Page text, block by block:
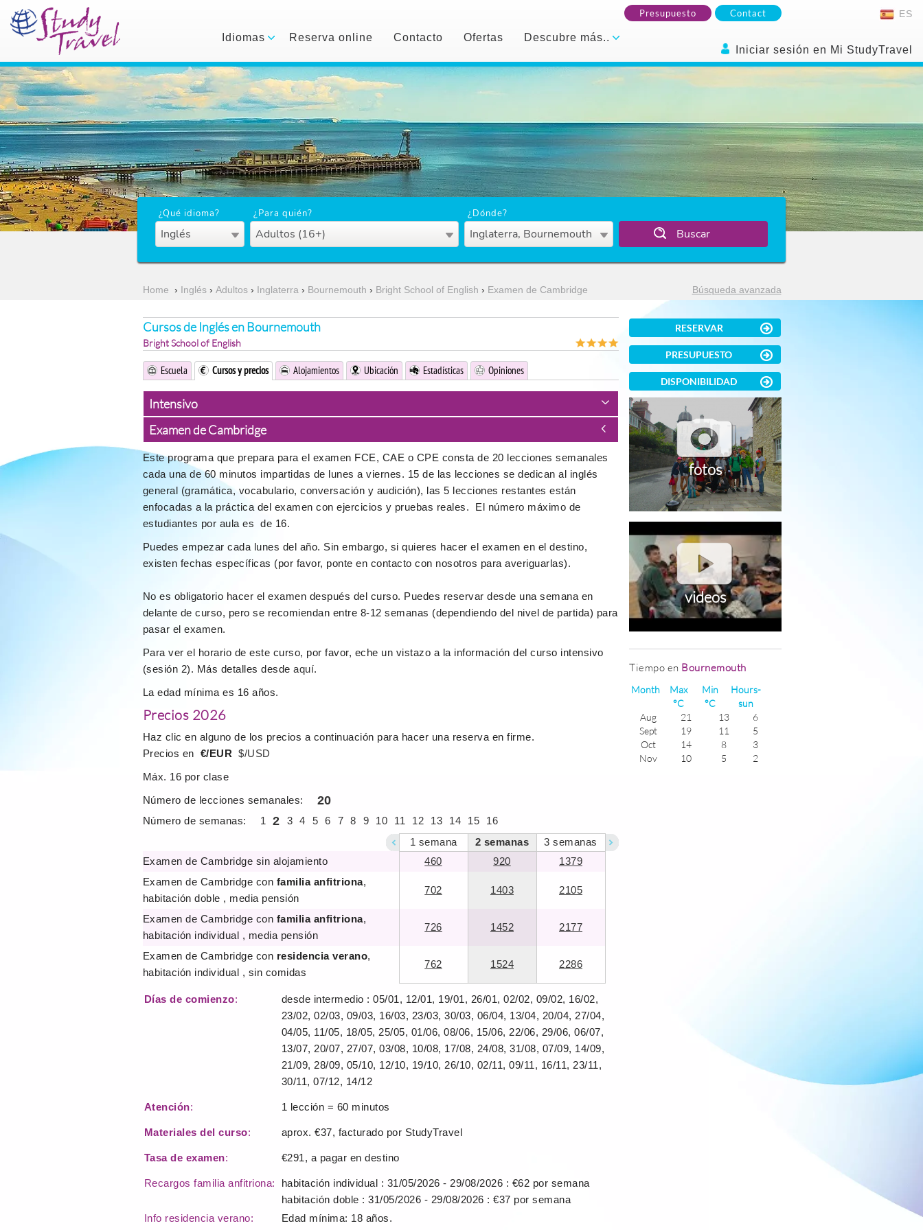
Presupuesto Contact ES
Iniciar sesión en Mi StudyTravel
Idiomas Reserva online Contacto Ofertas Descubre más..
¿Qué idioma?
Inglés
¿Para quién?
Adultos (16+)
¿Dónde?
Inglaterra, Bournemouth Buscar
Home › Inglés› Adultos› Inglaterra › Bournemouth › Bright School of English › Examen de Cambridge Búsqueda avanzada
Cursos de Inglés en Bournemouth
Bright School of English
Escuela Cursos y precios Alojamientos Ubicación Estadísticas Opiniones
Intensivo
Examen de Cambridge
Este programa que prepara para el examen FCE, CAE o CPE consta de 20 lecciones semanales
cada una de 60 minutos impartidas de lunes a viernes. 15 de las lecciones se dedican al inglés
general (gramática, vocabulario, conversación y audición), las 5 lecciones restantes están
enfocadas a la práctica del examen con ejercicios y pruebas reales. El número máximo de
estudiantes por aula es de 16.
Puedes empezar cada lunes del año. Sin embargo, si quieres hacer el examen en el destino,
existen fechas específicas (por favor, ponte en contacto con nosotros para averiguarlas).
No es obligatorio hacer el examen después del curso. Puedes reservar desde una semana en
delante de curso, pero se recomiendan entre 8-12 semanas (dependiendo del nivel de partida) para
pasar el examen.
Para ver el horario de este curso, por favor, eche un vistazo a la información del curso intensivo
(sesión 2). Más detalles desde aquí.
La edad mínima es 16 años.
Precios 2026
Haz clic en alguno de los precios a continuación para hacer una reserva en firme.
Precios en €/EUR $/USD
Máx. 16 por clase
Número de lecciones semanales:
20
Número de semanas: 1 2 3 4 5 6 7 8 9 10 11 12 13 14 15
16
1 semana 2 semanas 3 semanas
Examen de Cambridge sin alojamiento
460 920
1379
Examen de Cambridge con familia anfitriona,
habitación doble , media pensión
702 1403 2105
Examen de Cambridge con familia anfitriona,
habitación individual , media pensión
726 1452 2177
Examen de Cambridge con residencia verano,
habitación individual , sin comidas
762 1524 2286
Días de comienzo:
desde intermedio : 05/01, 12/01, 19/01, 26/01, 02/02, 09/02, 16/02,
23/02, 02/03, 09/03, 16/03, 23/03, 30/03, 06/04, 13/04, 20/04, 27/04,
04/05, 11/05, 18/05, 25/05, 01/06, 08/06, 15/06, 22/06, 29/06, 06/07,
13/07, 20/07, 27/07, 03/08, 10/08, 17/08, 24/08, 31/08, 07/09, 14/09,
21/09, 28/09, 05/10, 12/10, 19/10, 26/10, 02/11, 09/11, 16/11, 23/11,
30/11, 07/12, 14/12
Atención: 1 lección = 60 minutos
Materiales del curso: aprox. €37, facturado por StudyTravel
Tasa de examen: €291, a pagar en destino
Recargos familia anfitriona: habitación individual : 31/05/2026 - 29/08/2026 : €62 por semana
habitación doble : 31/05/2026 - 29/08/2026 : €37 por semana
Info residencia verano:
Edad mínima: 18 años.
RESERVAR
PRESUPUESTO
DISPONIBILIDAD
fotos
videos
Tiempo en Bournemouth
Month
Max
°C
Min
°C
Hours-
sun
Aug
21 13
6
Sept
19 11
5
Oct
14 8
3
Nov
10 5
2